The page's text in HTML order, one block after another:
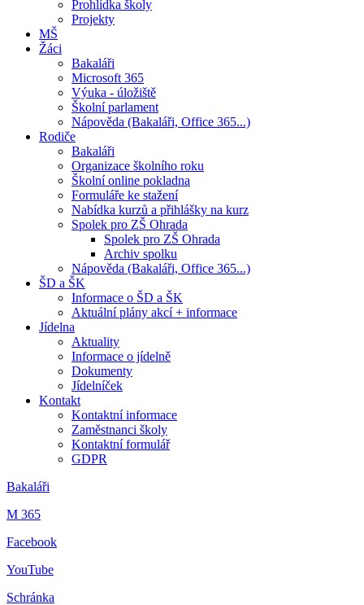
Prohlídka školy
Projekty
MŠ
Žáci
Bakaláři
Microsoft 365
Výuka - úložiště
Školní parlament
Nápověda (Bakaláři, Office 365...)
Rodiče
Bakaláři
Organizace školního roku
Školní online pokladna
Formuláře ke stažení
Nabídka kurzů a přihlášky na kurz
Spolek pro ZŠ Ohrada
Spolek pro ZŠ Ohrada
Archiv spolku
Nápověda (Bakaláři, Office 365...)
ŠD a ŠK
Informace o ŠD a ŠK
Aktuální plány akcí + informace
Jídelna
Aktuality
Informace o jídelně
Dokumenty
Jídelníček
Kontakt
Kontaktní informace
Zaměstnanci školy
Kontaktní formulář
GDPR
Bakaláři
M 365
Facebook
YouTube
Schránka